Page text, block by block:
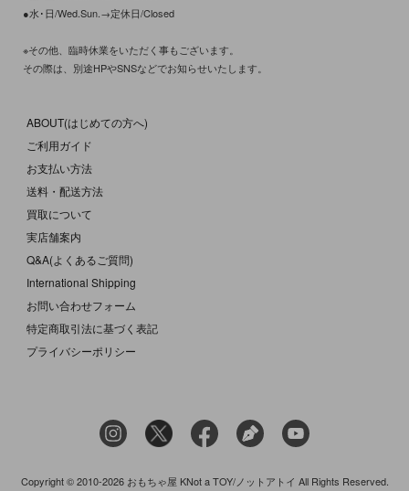
●水･日/Wed.Sun.→定休日/Closed
※その他、臨時休業をいただく事もございます。
その際は、別途HPやSNSなどでお知らせいたします。
ABOUT(はじめての方へ)
ご利用ガイド
お支払い方法
送料・配送方法
買取について
実店舗案内
Q&A(よくあるご質問)
International Shipping
お問い合わせフォーム
特定商取引法に基づく表記
プライバシーポリシー
Copyright © 2010-2026 おもちゃ屋 KNot a TOY/ノットアトイ All Rights Reserved.